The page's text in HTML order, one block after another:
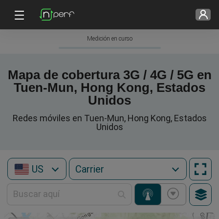
Medición en curso
Mapa de cobertura 3G / 4G / 5G en
Tuen-Mun, Hong Kong, Estados
Unidos
Redes móviles en Tuen-Mun, Hong Kong, Estados
Unidos
US